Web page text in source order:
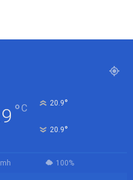
°C 20.9°
20.9°
100%